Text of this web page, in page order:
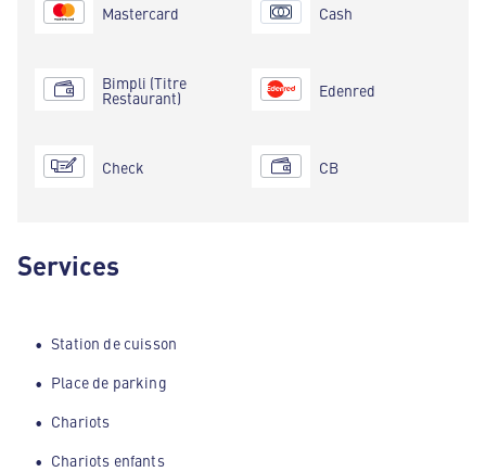
Mastercard
Bimpli (Titre
Restaurant)
Check
Cash
Edenred
CB
Services
Station de cuisson
Place de parking
Chariots
Chariots enfants